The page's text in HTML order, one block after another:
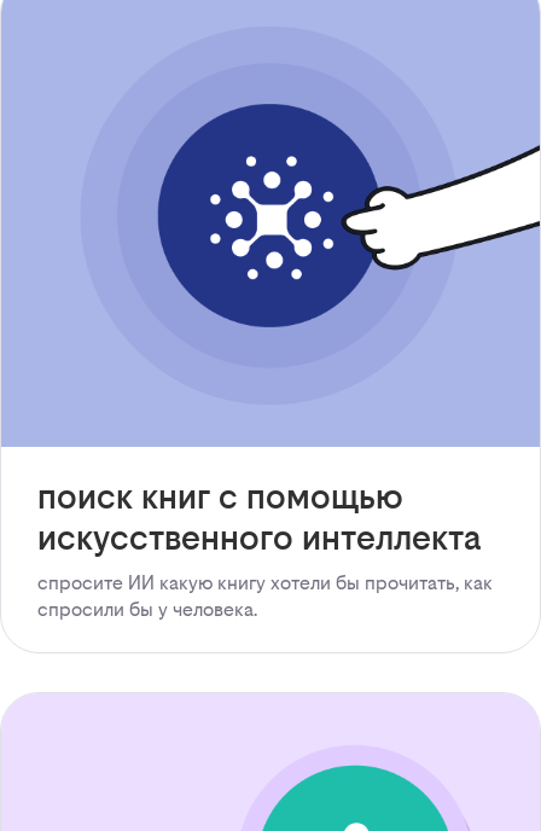
поиск книг с помощью
искусственного интеллекта
спросите ИИ какую книгу хотели бы прочитать, как
спросили бы у человека.